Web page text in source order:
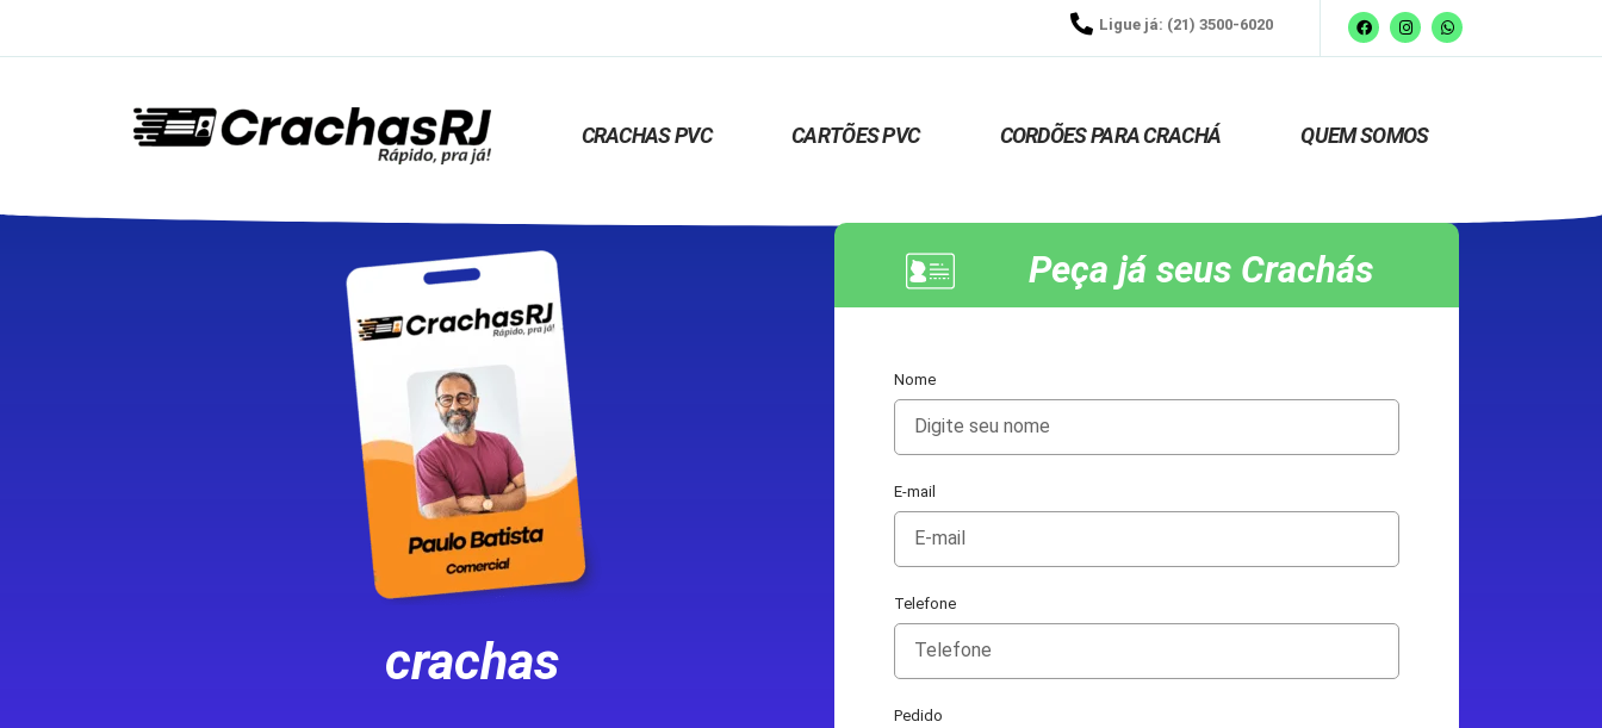
Ligue já: (21) 3500-6020
CRACHAS PVC CARTÕES PVC CORDÕES PARA CRACHÁ QUEM SOMOS
crachas
Peça já seus Crachás
Nome
E-mail
Telefone
Pedido